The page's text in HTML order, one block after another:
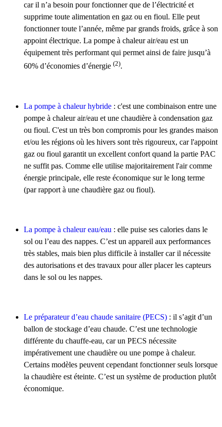
car il n’a besoin pour fonctionner que de l’électricité et
supprime toute alimentation en gaz ou en fioul. Elle peut
fonctionner toute l’année, même par grands froids, grâce à son
appoint électrique. La pompe à chaleur air/eau est un
équipement très performant qui permet ainsi de faire jusqu’à
60% d’économies d’énergie (2).
La pompe à chaleur hybride : c'est une combinaison entre une
pompe à chaleur air/eau et une chaudière à condensation gaz
ou fioul. C'est un très bon compromis pour les grandes maison
et/ou les régions où les hivers sont très rigoureux, car l'appoint
gaz ou fioul garantit un excellent confort quand la partie PAC
ne suffit pas. Comme elle utilise majoritairement l'air comme
énergie principale, elle reste économique sur le long terme
(par rapport à une chaudière gaz ou fioul).
La pompe à chaleur eau/eau : elle puise ses calories dans le
sol ou l’eau des nappes. C’est un appareil aux performances
très stables, mais bien plus difficile à installer car il nécessite
des autorisations et des travaux pour aller placer les capteurs
dans le sol ou les nappes.
Le préparateur d’eau chaude sanitaire (PECS) : il s’agit d’un
ballon de stockage d’eau chaude. C’est une technologie
différente du chauffe-eau, car un PECS nécessite
impérativement une chaudière ou une pompe à chaleur.
Certains modèles peuvent cependant fonctionner seuls lorsque
la chaudière est éteinte. C’est un système de production plutôt
économique.